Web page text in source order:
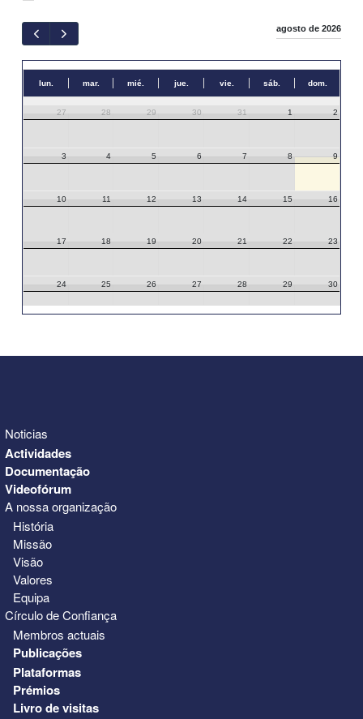
agosto de 2026
lun. mar. mié. jue. vie. sáb. dom.
27 28 29 30 31 1 2
3 4 5 6 7 8 9
10 11 12 13 14 15 16
17 18 19 20 21 22 23
24 25 26 27 28 29 30
Noticias
Actividades
Documentação
Videofórum
A nossa organização
História
Missão
Visão
Valores
Equipa
Círculo de Confiança
Membros actuais
Publicações
Plataformas
Prémios
Livro de visitas